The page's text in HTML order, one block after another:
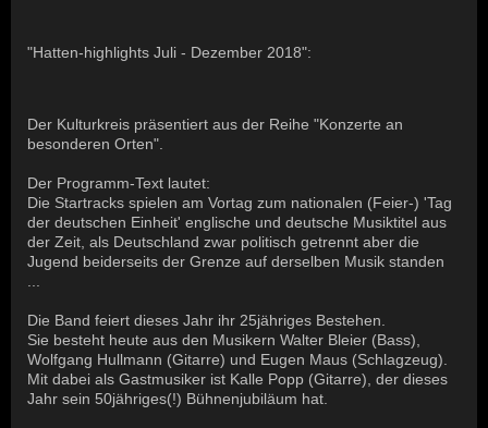
"Hatten-highlights Juli - Dezember 2018":
Der Kulturkreis präsentiert aus der Reihe "Konzerte an
besonderen Orten".
Der Programm-Text lautet:
Die Startracks spielen am Vortag zum nationalen (Feier-) 'Tag
der deutschen Einheit' englische und deutsche Musiktitel aus
der Zeit, als Deutschland zwar politisch getrennt aber die
Jugend beiderseits der Grenze auf derselben Musik standen
Die Band feiert dieses Jahr ihr 25jähriges Bestehen.
Sie besteht heute aus den Musikern Walter Bleier (Bass),
Wolfgang Hullmann (Gitarre) und Eugen Maus (Schlagzeug).
Mit dabei als Gastmusiker ist Kalle Popp (Gitarre), der dieses
Jahr sein 50jähriges(!) Bühnenjubiläum hat.